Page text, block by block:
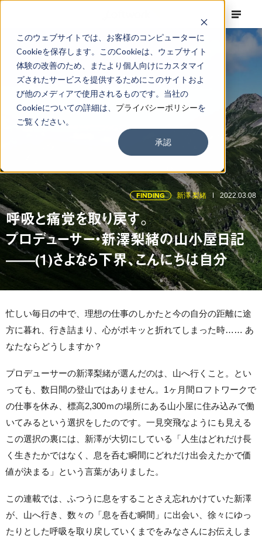
このウェブサイトでは、お客様のコンピューターに
Cookieを保存します。このCookieは、ウェブサイト
体験の改善のため、またより個人向けにカスタマイ
ズされたサービスを提供するためにこのサイトおよ
び他のメディアで使用されるものです。当社の
Cookieについての詳細は、 プライバシーポリシーを
ご覧ください。
承認
FINDING 新澤 梨緒 2022.03.08
呼吸と痛覚を取り戻す。
プロデューサー・新澤梨緒の山小屋日記
——(1)さよなら下界、こんにちは自分
忙しい毎日の中で、理想の仕事のしかたと今の自分の距離に途
方に暮れ、行き詰まり、心がポキッと折れてしまった時…… あ
なたならどうしますか？
プロデューサーの新澤梨緒が選んだのは、山へ行くこと。とい
っても、数日間の登山ではありません。1ヶ月間ロフトワークで
の仕事を休み、標高2,300ｍの場所にある山小屋に住み込みで働
いてみるという選択をしたのです。一見突飛なようにも見える
この選択の裏には、新澤が大切にしている「人生はどれだけ長
く生きたかではなく、息を呑む瞬間にどれだけ出会えたかで価
値が決まる」という言葉がありました。
この連載では、ふつうに息をすることさえ忘れかけていた新澤
が、山へ行き、数々の「息を呑む瞬間」に出会い、徐々にゆっ
たりとした呼吸を取り戻していくまでをみなさんにお伝えしま